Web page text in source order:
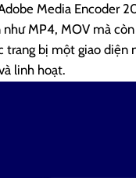
Media Encoder
như MP4, MOV mà
trang bị một giao diện
linh hoạt.